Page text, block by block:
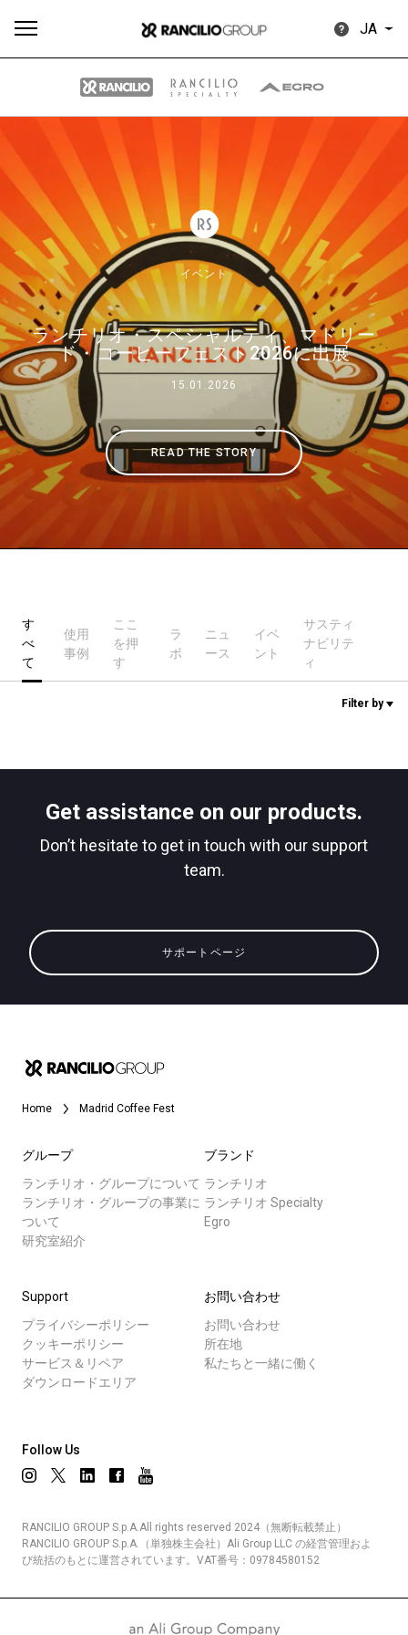
JA
イベント
ランチリオ・スペシャルティ、マドリー
ド・コーヒーフェスト2026に出展
15.01.2026
READ THE STORY
す
べ
て
使用
事例
ここ
を押
す
ラ
ボ
ニュ
ース
イベ
ント
サスティ
ナビリテ
ィ
Filter by
Get assistance on our products.
Don’t hesitate to get in touch with our support
team.
サポートページ
Home Madrid Coffee Fest
グループ
ランチリオ・グループについて
ランチリオ・グループの事業に
ついて
研究室紹介
ブランド
ランチリオ
ランチリオ Specialty
Egro
Support
プライバシーポリシー
クッキーポリシー
サービス＆リペア
ダウンロードエリア
お問い合わせ
お問い合わせ
所在地
私たちと一緒に働く
Follow Us
RANCILIO GROUP S.p.A.All rights reserved 2024（無断転載禁止）
RANCILIO GROUP S.p.A.（単独株主会社）Ali Group LLC の経営管理およ
び統括のもとに運営されています。VAT番号：09784580152
て
製品
情報
ニュ
ース
ダウン
ロード
もっ
Our brands
グループ
ニュース
サスティナビリティ
プライバシーポリシー